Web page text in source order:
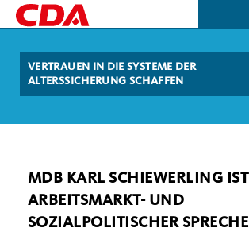
VERTRAUEN IN DIE SYSTEME DER
ALTERSSICHERUNG SCHAFFEN
MDB KARL SCHIEWERLING IST
ARBEITSMARKT- UND
SOZIALPOLITISCHER